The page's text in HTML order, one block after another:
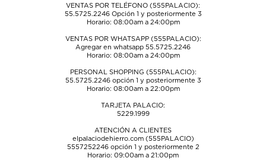
VENTAS POR TELÉFONO (555PALACIO):
55.5725.2246Opción 1 y posteriormente 3
Horario: 08:00am a 24:00pm
VENTAS POR WHATSAPP (555PALACIO):
Agregar en whatsapp 55.5725.2246
Horario: 08:00am a 24:00pm
PERSONAL SHOPPING (555PALACIO):
55.5725.2246opción 1 y posteriormente 3
Horario: 08:00am a 22:00pm
TARJETA PALACIO:
5229.1999
ATENCIÓN A CLIENTES
elpalaciodehierro.com (555PALACIO)
5557252246opción 1 y posteriormente 2
Horario: 09:00am a 21:00pm